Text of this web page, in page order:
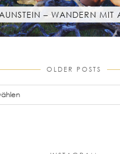
– WANDERN MIT
OLDER POSTS